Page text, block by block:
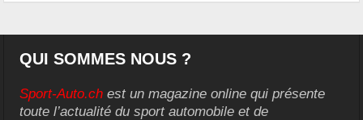
QUI SOMMES NOUS ?
Sport-Auto.ch est un magazine online qui présente
toute l’actualité du sport automobile et de